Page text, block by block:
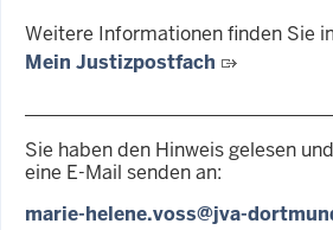
Weitere Informationen finden Sie
Mein Justizpostfach
Sie haben den Hinweis gelesen
eine E-Mail senden an:
marie-helene.voss@jva-